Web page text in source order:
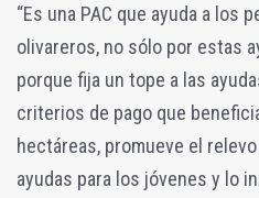
“Es una PAC que ayuda a los
olivareros, no sólo por estas
porque fija un tope a las
criterios de pago que
hectáreas, promueve el
ayudas para los jóvenes y lo